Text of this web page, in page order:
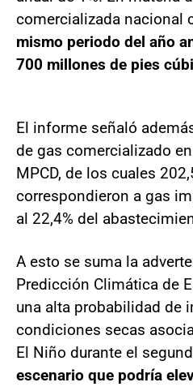
comercializada nacional
mismo periodo del año
700 millones de pies
El informe señaló
de gas comercializado
MPCD, de los cuales
correspondieron a gas
al 22,4% del
A esto se suma la
Predicción Climática de
una alta probabilidad de
condiciones secas
El Niño durante el
escenario que podría